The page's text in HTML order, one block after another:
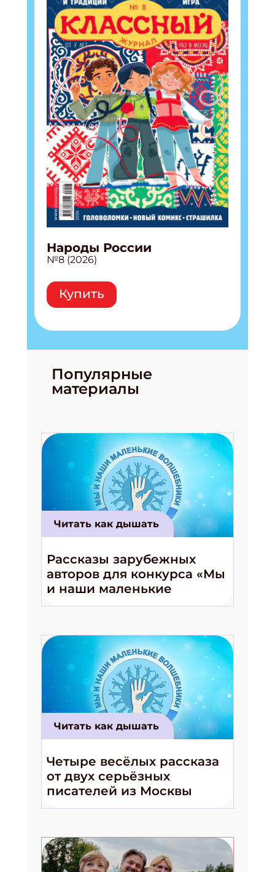
Народы России
№8 (2026)
Купить
Популярные
материалы
Читать как дышать
Рассказы зарубежных
авторов для конкурса «Мы
и наши маленькие
волшебники!»
Читать как дышать
Четыре весёлых рассказа
от двух серьёзных
писателей из Москвы